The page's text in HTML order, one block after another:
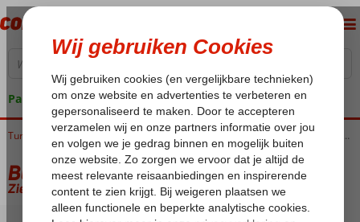
Pakketgarantie
Home Egeische kust Blue Cruises Blue Cruises Marmaris Blue Cruise & Hotel Myra
Blue Cruise & Hotel Myra
Zie beschrijving